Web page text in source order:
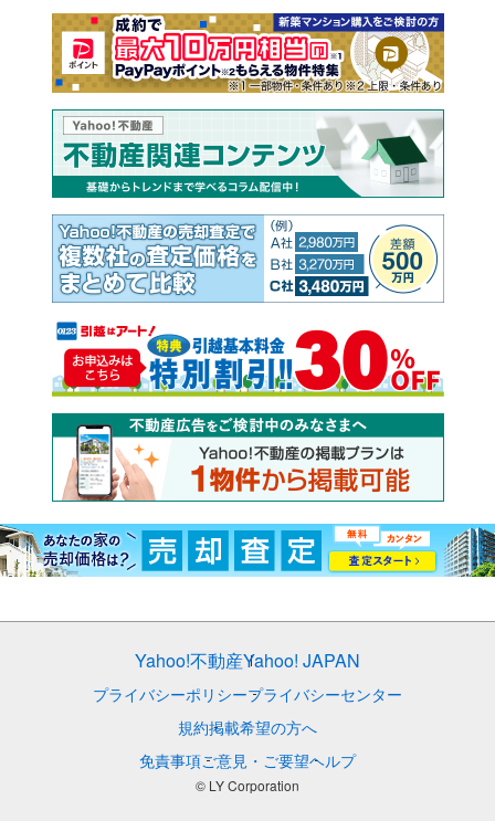
Yahoo!不動産Yahoo! JAPAN
プライバシーポリシープライバシーセンター
規約掲載希望の方へ
免責事項ご意見・ご要望ヘルプ
© LY Corporation